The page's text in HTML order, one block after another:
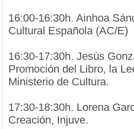
16:00-16:30h. Ainhoa
Cultural Española (AC/E)
16:30-17:30h. Jesús
Promoción del Libro, la
Ministerio de Cultura.
17:30-18:30h. Lorena
Creación, Injuve.